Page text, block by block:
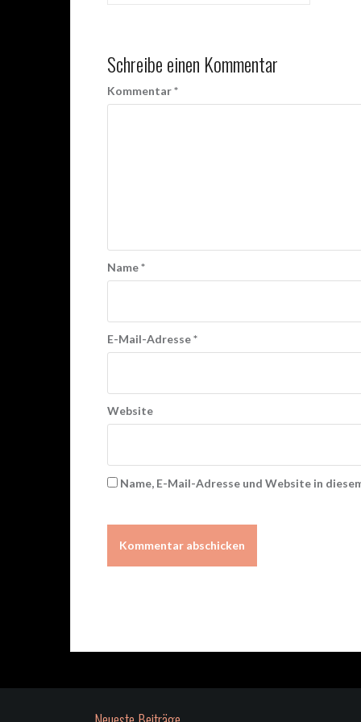
Schreibe einen Kommentar
Kommentar*
Name*
E-Mail-Adresse*
Website
Name, E-Mail-Adresse und Website in